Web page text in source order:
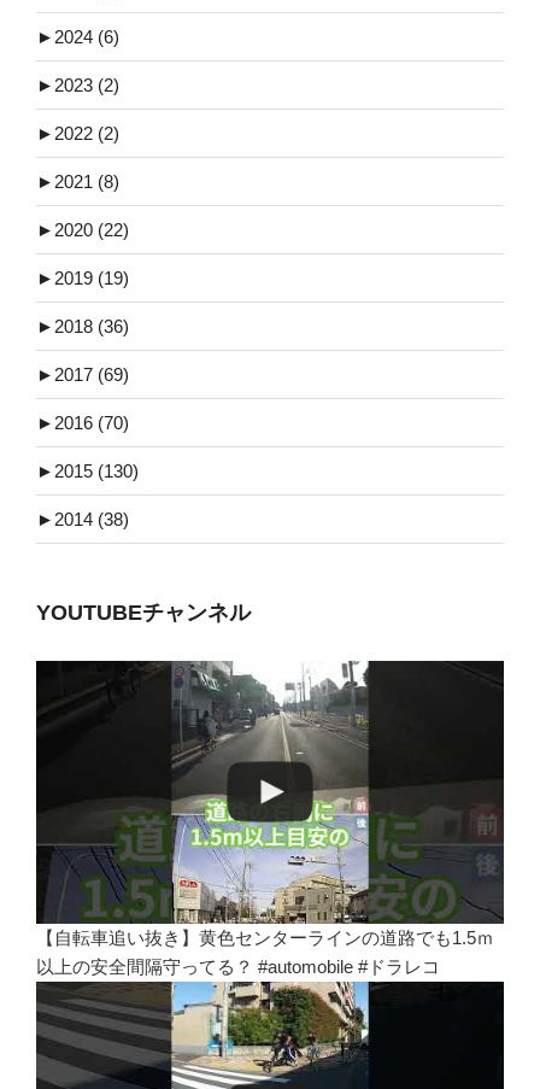
► 2024 (6)
► 2023 (2)
► 2022 (2)
► 2021 (8)
► 2020 (22)
► 2019 (19)
► 2018 (36)
► 2017 (69)
► 2016 (70)
► 2015 (130)
► 2014 (38)
YOUTUBEチャンネル
【自転車追い抜き】黄色センターラインの道路でも1.5ｍ
以上の安全間隔守ってる？ #automobile #ドラレコ